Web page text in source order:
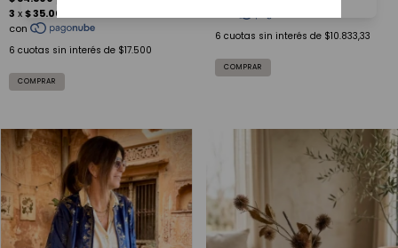
6 cuotas sin interés de $17.500
6 cuotas sin interés de $10.833,33